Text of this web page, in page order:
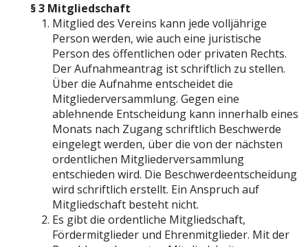
§ 3 Mitgliedschaft
Mitglied des Vereins kann jede volljährige
Person werden, wie auch eine juristische
Person des öffentlichen oder privaten Rechts.
Der Aufnahmeantrag ist schriftlich zu stellen.
Über die Aufnahme entscheidet die
Mitgliederversammlung. Gegen eine
ablehnende Entscheidung kann innerhalb eines
Monats nach Zugang schriftlich Beschwerde
eingelegt werden, über die von der nächsten
ordentlichen Mitgliederversammlung
entschieden wird. Die Beschwerdeentscheidung
wird schriftlich erstellt. Ein Anspruch auf
Mitgliedschaft besteht nicht.
Es gibt die ordentliche Mitgliedschaft,
Fördermitglieder und Ehrenmitglieder. Mit der